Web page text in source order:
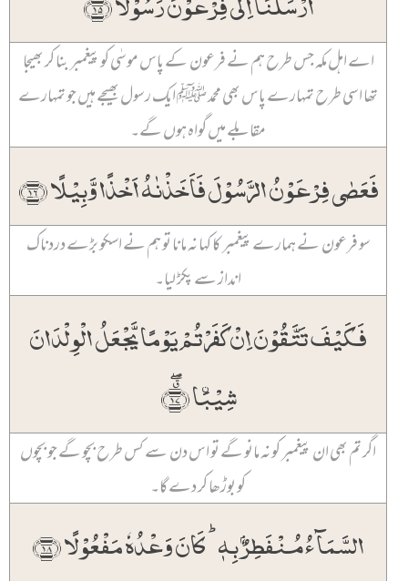
اے اہل مکہ جس طرح ہم نے فرعون کے پاس موسٰی کو پیغمبر بنا کر بھیجا
تھا اسی طرح تمہارے پاس بھی محمد ﷺ ایک رسول بھیجے ہیں جو تمہارے
مقابلے میں گواہ ہوں گے۔
فَعَصٰی فِرۡعَوۡنُ الرَّسُوۡلَ فَاَخَذۡنٰہُ اَخۡذًا وَّبِیۡلًا ﴿۱۶﴾
سو فرعون نے ہمارے پیغمبر کا کہا نہ مانا تو ہم نے اسکو بڑے دردناک
انداز سے پکڑ لیا۔
فَکَیۡفَ تَتَّقُوۡنَ اِنۡ کَفَرۡتُمۡ یَوۡمًا یَّجۡعَلُ الۡوِلۡدَانَ
شِیۡبَۨا ﴿٭ۖ۱۷﴾
اگر تم بھی ان پیغمبر کو نہ مانو گے تو اس دن سے کس طرح بچو گے جو بچوں
کو بوڑھا کر دے گا۔
السَّمَآءُ مُنۡفَطِرٌۢ بِہٖ ؕ کَانَ وَعۡدُہٗ مَفۡعُوۡلًا ﴿۱۸﴾